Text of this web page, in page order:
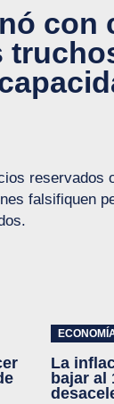
con
reservados
falsifiquen
La
bajar al